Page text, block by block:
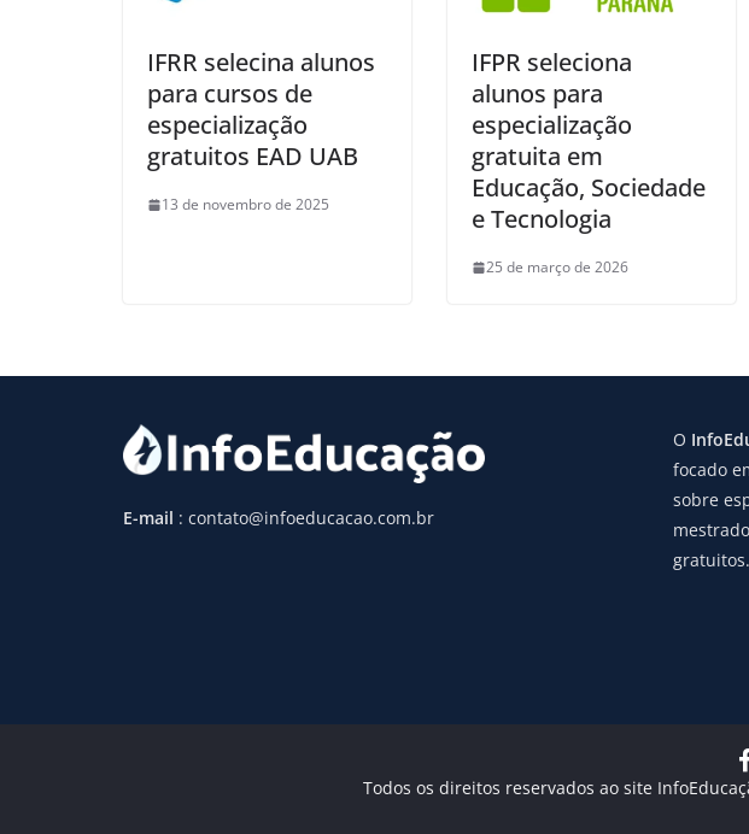
IFRR selecina alunos
para cursos de
especialização
gratuitos EAD UAB
13 de novembro de 2025
IFPR seleciona
alunos para
especialização
gratuita em
Educação, Sociedade
e Tecnologia
25 de março de 2026
E-mail : contato@infoeducacao.com.br
O
focado
sobre
gratuitos.
Todos os direitos reservados ao site